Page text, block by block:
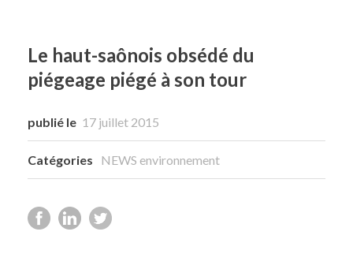
Le haut-saônois obsédé du
piégeage piégé à son tour
publié le 17 juillet 2015
Catégories NEWS environnement